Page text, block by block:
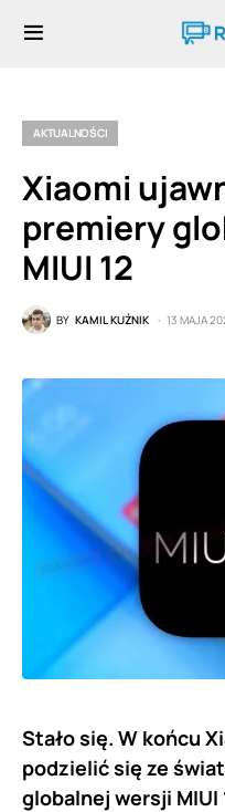
AKTUALNOŚCI
Xiaomi
premiery
MIUI 12
BY KAMIL KUŹNIK 13 MAJA
Stało się. W końcu
podzielić się ze
globalnej wersji MIUI